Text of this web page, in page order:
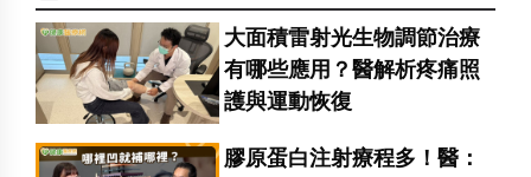
大面積雷射光生物調節治療
有哪些應用？醫解析疼痛照
護與運動恢復
膠原蛋白注射療程多！醫：